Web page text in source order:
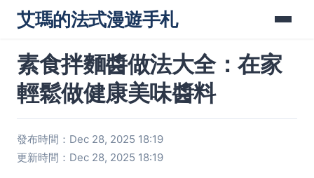
艾瑪的法式漫遊手札
素食拌麵醬做法大全：在家
輕鬆做健康美味醬料
發布時間：Dec 28, 2025 18:19
更新時間：Dec 28, 2025 18:19